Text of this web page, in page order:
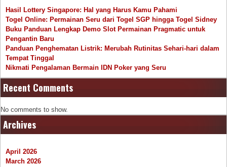
Hasil Lottery Singapore: Hal yang Harus Kamu Pahami
Togel Online: Permainan Seru dari Togel SGP hingga Togel Sidney
Buku Panduan Lengkap Demo Slot Permainan Pragmatic untuk
Pengantin Baru
Panduan Penghematan Listrik: Merubah Rutinitas Sehari-hari dalam
Tempat Tinggal
Nikmati Pengalaman Bermain IDN Poker yang Seru
Recent Comments
No comments to show.
Archives
April 2026
March 2026